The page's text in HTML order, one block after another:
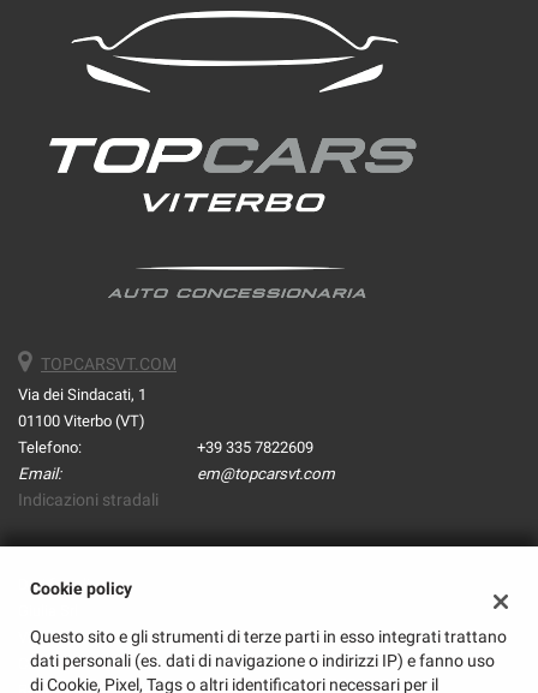
TOPCARSVT.COM
Via dei Sindacati, 1
01100 Viterbo (VT)
Telefono:
+39 335 7822609
Email:
em@topcarsvt.com
Indicazioni stradali
Dati fiscali:
Via Montenevoso, 9, Viterbo (VT)
C.F/P.IVA:02232590568
Cookie policy
Questo sito e gli strumenti di terze parti in esso integrati trattano
dati personali (es. dati di navigazione o indirizzi IP) e fanno uso
di Cookie, Pixel, Tags o altri identificatori necessari per il